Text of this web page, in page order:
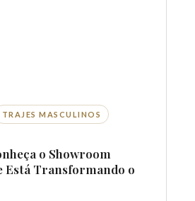
TRAJES MASCULINOS
o Showroom
Está Transformando o